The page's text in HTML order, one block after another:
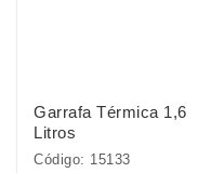
Garrafa Térmica 1,6
Litros
Código: 15133